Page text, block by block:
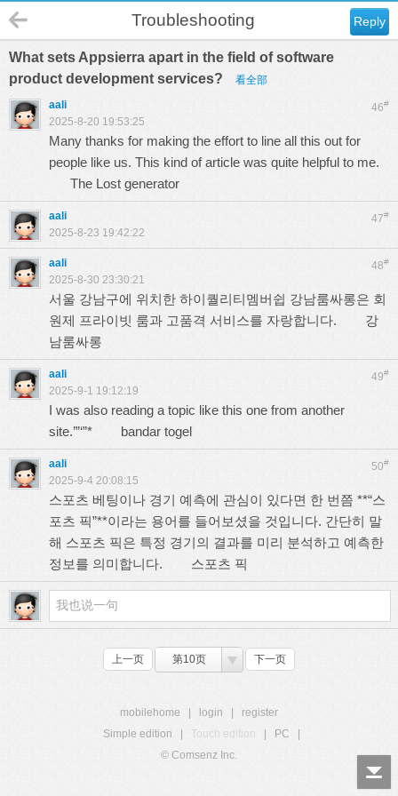
Reply
Troubleshooting
What sets Appsierra apart in the field of software
product development services?
看全部
46#
aali
2025-8-20 19:53:25
Many thanks for making the effort to line all this out for
people like us. This kind of article was quite helpful to me.
The Lost generator
47#
aali
2025-8-23 19:42:22
48#
aali
2025-8-30 23:30:21
서울 강남구에 위치한 하이퀄리티멤버쉽 강남룸싸롱은 회
원제 프라이빗 룸과 고품격 서비스를 자랑합니다. 강
남룸싸롱
49#
aali
2025-9-1 19:12:19
I was also reading a topic like this one from another
site.’”‘”* bandar togel
50#
aali
2025-9-4 20:08:15
스포츠 베팅이나 경기 예측에 관심이 있다면 한 번쯤 **“스
포츠 픽”**이라는 용어를 들어보셨을 것입니다. 간단히 말
해 스포츠 픽은 특정 경기의 결과를 미리 분석하고 예측한
정보를 의미합니다. 스포츠 픽
上一页 第10页 下一页
mobilehome login
register
Simple edition
Touch edition PC
© Comsenz Inc.